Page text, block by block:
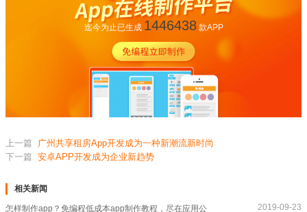
迄今为止已生成 1446438款APP
上一篇
广州共享租房App开发成为一种新潮流新时尚
下一篇 安卓APP开发成为企业新趋势
相关新闻
怎样制作app？免编程低成本app制作教程，尽在应用公 2019-09-23